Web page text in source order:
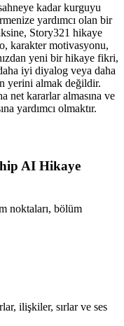
kadar kurguyu
yardımcı olan bir
Story321 hikaye
karakter motivasyonu,
yeni bir hikaye fikri,
iyi diyalog veya daha
yerini almak değildir.
net kararlar almasına ve
yardımcı olmaktır.
AI Hikaye
noktaları, bölüm
ilişkiler, sırlar ve ses